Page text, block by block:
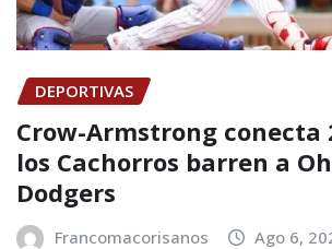
DEPORTIVAS
Crow-Armstrong conecta
los Cachorros barren a
Dodgers
Francomacorisanos Ago 6,